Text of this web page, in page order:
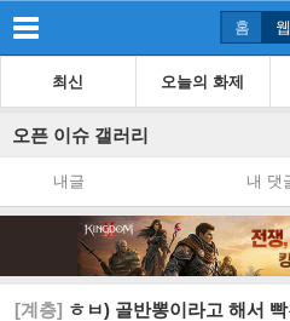
홈
최신 오늘의 화제
오픈 이슈 갤러리
내글 내 댓
[계층] ㅎㅂ) 골반뽕이라고 해서